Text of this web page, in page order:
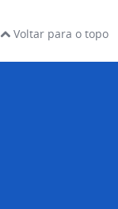
Voltar para o topo